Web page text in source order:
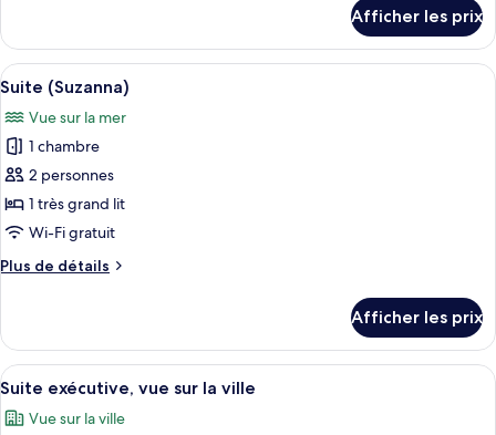
Suite
(Emmanuel)
Afficher les prix
Afficher
toutes
les
photos
pour
ce
type
chambre :
Une chambre d’hôtel moderne
5
Suite (Suzanna)
Vue sur la mer
1 chambre
2 personnes
1 très grand lit
Wi-Fi gratuit
Plus de détails
Plus
Suite
(Suzanna)
Afficher les prix
Afficher
toutes
les
Une chambre d’hôtel moderne
2
Suite exécutive, vue sur la ville
Vue sur la ville